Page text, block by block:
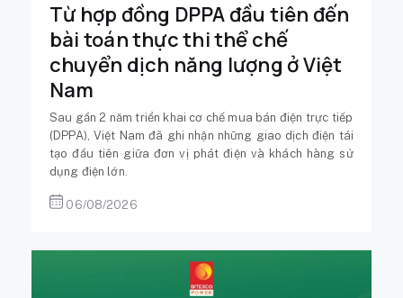
Từ hợp đồng DPPA đầu tiên đến
bài toán thực thi thể chế
chuyển dịch năng lượng ở Việt
Nam
Sau gần 2 năm triển khai cơ chế mua bán điện trực tiếp
(DPPA), Việt Nam đã ghi nhận những giao dịch điện tái
tạo đầu tiên giữa đơn vị phát điện và khách hàng sử
dụng điện lớn.
06/08/2026